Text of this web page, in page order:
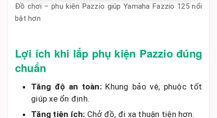
Đồ chơi – phụ kiện Pazzio giúp Yamaha Fazzio 125 nổi
bật hơn
Lợi ích khi lắp phụ kiện Pazzio đúng
chuẩn
Tăng độ an toàn:Khung bảo vệ, phuộc tốt
giúp xe ổn định.
Tăng tiện ích: Chở đồ, đi xa thuận tiện hơn.